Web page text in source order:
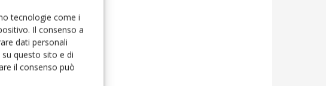
tecnologie come i
Il consenso a
dati personali
questo sito e di
il consenso può